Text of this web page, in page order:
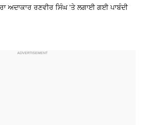
ਅਦਾਕਾਰ ਰਣਵੀਰ ਸਿੰਘ 'ਤੇ ਲਗਾਈ ਗਈ ਪਾਬੰਦੀ